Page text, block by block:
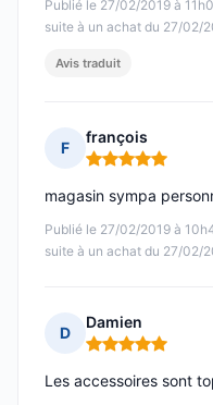
Publié le 27/02/2019 à
suite à un achat du 27/02/
Avis traduit
F
françois
Note : 5 sur 5
Publié le 27/02/2019 à
suite à un achat du 27/02/
magasin sympa
D
Damien
Note : 5 sur 5
Les accessoires sont